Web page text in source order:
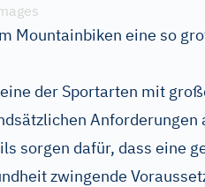
Mountainbiken eine so
der Sportarten mit
Anforderungen
sorgen dafür, dass eine
zwingende